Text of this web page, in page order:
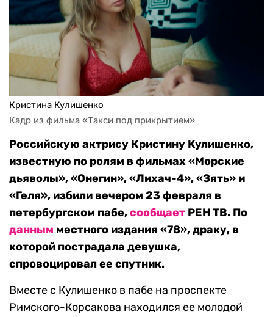
Кристина Кулишенко
Кадр из фильма «Такси под прикрытием»
Российскую актрису Кристину Кулишенко,
известную по ролям в фильмах «Морские
дьяволы», «Онегин», «Лихач-4», «Зять» и
«Геля», избили вечером 23 февраля в
петербургском пабе,сообщает РЕН ТВ. По
данным местного издания «78», драку, в
которой пострадала девушка,
спровоцировал ее спутник.
Вместе с Кулишенко в пабе на проспекте
Римского-Корсакова находился ее молодой